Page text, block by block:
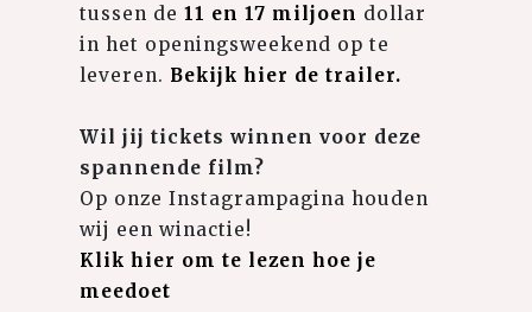
tussen de11 en 17 miljoen dollar
in het openingsweekend op te
leveren. Bekijk hier de trailer.
Wil jij tickets winnen voor deze
spannende film?
Op onze Instagrampagina houden
wij een winactie!
Klik hier om te lezen hoe je
meedoet